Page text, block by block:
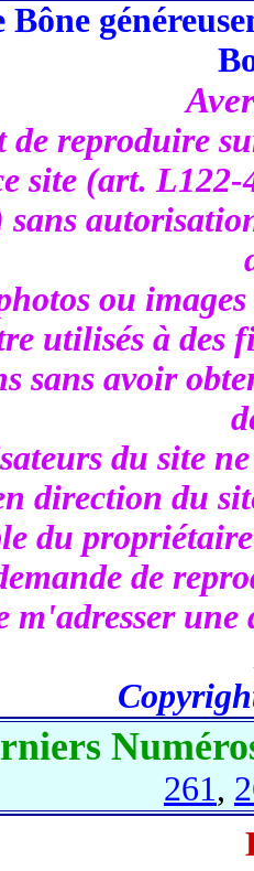
Bône
reproduire
site (art.
ou
utilisés à des
sans avoir
du site
direction du
du
de
m'adresser
261,